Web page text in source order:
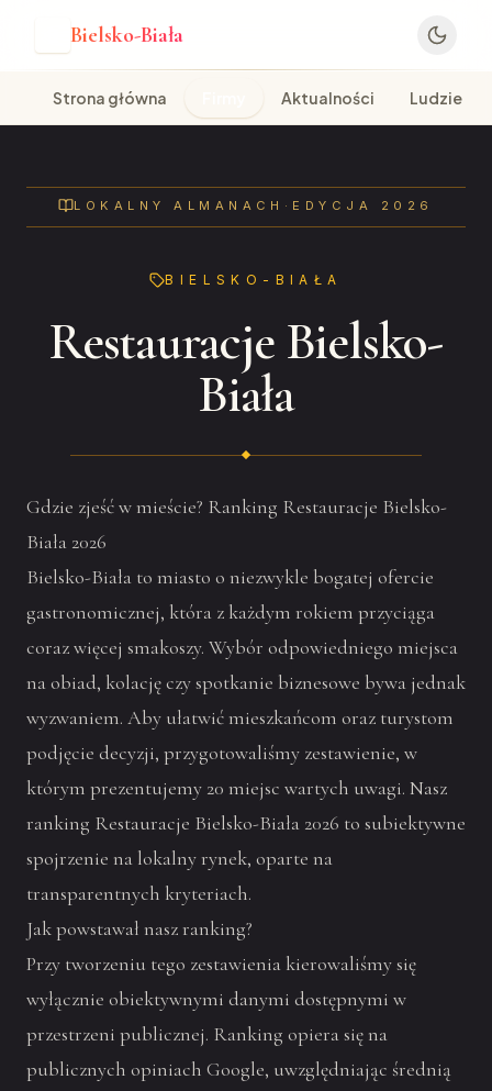
Bielsko-Biała
Strona główna Aktualności Ludzie
LOKALNY ALMANACH · EDYCJA 2026
BIELSKO-BIAŁA
Restauracje Bielsko-
Biała
Gdzie zjeść w mieście? Ranking Restauracje Bielsko-
Biała 2026
Bielsko-Biała to miasto o niezwykle bogatej ofercie
gastronomicznej, która z każdym rokiem przyciąga
coraz więcej smakoszy. Wybór odpowiedniego miejsca
na obiad, kolację czy spotkanie biznesowe bywa jednak
wyzwaniem. Aby ułatwić mieszkańcom oraz turystom
podjęcie decyzji, przygotowaliśmy zestawienie, w
którym prezentujemy 20 miejsc wartych uwagi. Nasz
ranking Restauracje Bielsko-Biała 2026 to subiektywne
spojrzenie na lokalny rynek, oparte na
transparentnych kryteriach.
Jak powstawał nasz ranking?
Przy tworzeniu tego zestawienia kierowaliśmy się
wyłącznie obiektywnymi danymi dostępnymi w
przestrzeni publicznej. Ranking opiera się na
publicznych opiniach Google, uwzględniając średnią